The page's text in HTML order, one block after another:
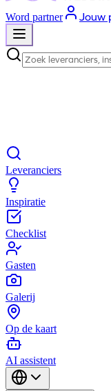
Word partner Jouw
Leveranciers
Inspiratie
Checklist
Gasten
Galerij
Op de kaart
AI assistent